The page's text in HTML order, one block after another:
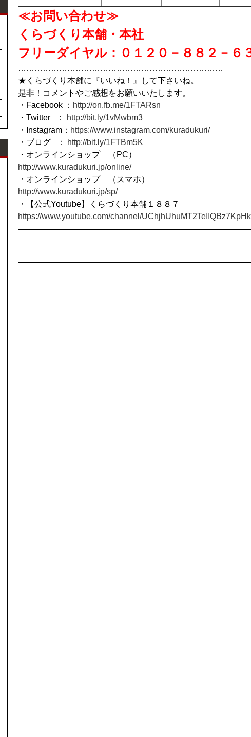
≪お問い合わせ≫
くらづくり本舗・本社
フリーダイヤル：０１２０－８８２－６
…………………………………………………………………
★くらづくり本舗に『いいね！』して下さいね。
是非！コメントやご感想をお願いいたします。
・Facebook ： http://on.fb.me/1FTARsn
・Twitter ：
http://bit.ly/1vMwbm3
・Instagram： https://www.instagram.com/kuradukuri/
・ブログ ：
http://bit.ly/1FTBm5K
・オンラインショップ （PC）
http://www.kuradukuri.jp/online/
・オンラインショップ （スマホ）
http://www.kuradukuri.jp/sp/
・【公式Youtube】くらづくり本舗１８８７
https://www.youtube.com/channel/